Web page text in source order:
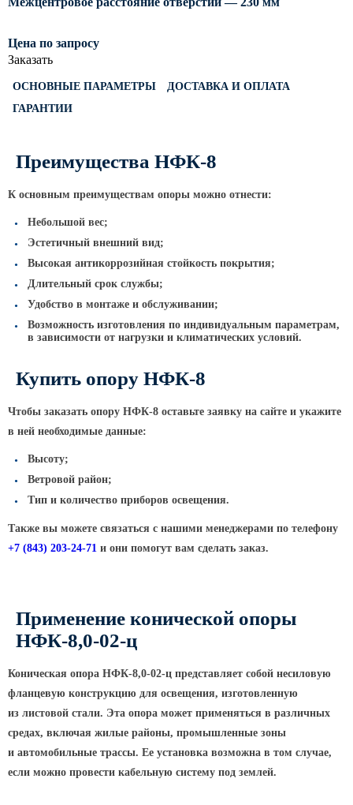
ОСФГ Светофорные граненые
ОГСГ Опоры граненые
светофорные г-образные
Складывающиеся опоры освещения
ОГКС Опоры граненые конические
складывающиеся
ОККС Опоры круглые конические
складывающиеся
ПФГ Опоры граненые
складывающиеся фланцевые
Опоры контактной сети
фланцевая граненая
контактной сети (ОГСКС)
Дорожные металлические рамы
МОГК Молниеотводы гранёные
Высокомачтовые опоры
стационарной короной
РМГ Радиомачты. Опоры сотовoй
связи
ОДН Радиомачты. Опоры двойного
назначения
КРОНШТЕЙНЫ ДЛЯ УЛИЧНОГО
ОСВЕЩЕНИЯ
Цена по запросу
Заказать
ОСНОВНЫЕ ПАРАМЕТРЫ
ДОСТАВКА И ОПЛАТА
ГАРАНТИИ
Преимущества НФК-8
К основным преимуществам опоры можно отнести:
Небольшой вес;
Эстетичный внешний вид;
Высокая антикоррозийная стойкость покрытия;
Длительный срок службы;
Удобство в монтаже и обслуживании;
Возможность изготовления по индивидуальным параметрам,
в зависимости от нагрузки и климатических условий.
Купить опору НФК-8
Чтобы заказать опору НФК-8 оставьте заявку на сайте и укажите
в ней необходимые данные:
Высоту;
Ветровой район;
Тип и количество приборов освещения.
Также вы можете связаться с нашими менеджерами по телефону
+7 (843) 203-24-71 и они помогут вам сделать заказ.
Применение конической опоры
НФК-8,0-02-ц
Коническая опора НФК-8,0-02-ц представляет собой несиловую
фланцевую конструкцию для освещения, изготовленную
из листовой стали. Эта опора может применяться в различных
средах, включая жилые районы, промышленные зоны
и автомобильные трассы. Ее установка возможна в том случае,
если можно провести кабельную систему под землей.